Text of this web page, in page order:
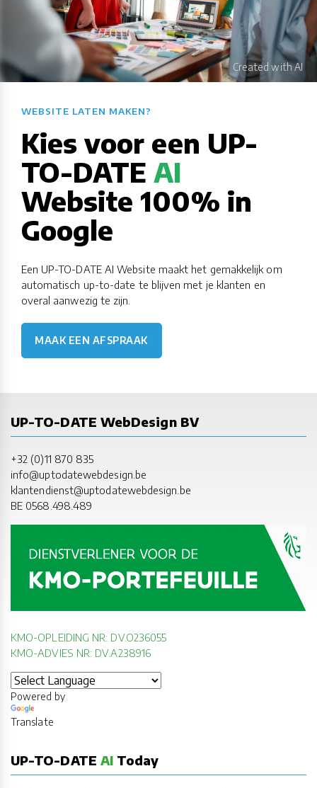
WEBSITE LATEN MAKEN?​​​​​​​​​​​​​​
Kies voor een UP-
TO-DATE AI
Website 100% in
Google
Een UP-TO-DATE AI Website maakt het gemakkelijk om
automatisch up-to-date te blijven met je klanten en
overal aanwezig te zijn.
MAAK EEN AFSPRAAK
UP-TO-DATE WebDesign BV
+32 (0)11 870 835
info@uptodatewebdesign.be
klantendienst@uptodatewebdesign.be
BE 0568.498.489
KMO-OPLEIDING NR: DV.O236055
KMO-ADVIES NR: DV.A238916
Powered by
Translate
UP-TO-DATE AI Today